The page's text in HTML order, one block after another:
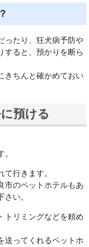
ったり、狂犬病予防や
すると、預かりを断ら
きちんと確かめておい
預ける
行きます。
市のペットホテルもあ
い。
トリミングなどを頼め
送ってくれるペットホ